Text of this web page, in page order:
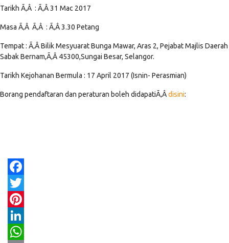
Tarikh Ã‚Â : Ã‚Â 31 Mac 2017
Masa Ã‚Â Ã‚Â : Ã‚Â 3.30 Petang
Tempat : Ã‚Â Bilik Mesyuarat Bunga Mawar, Aras 2, Pejabat Majlis Daerah
Sabak Bernam,Ã‚Â 45300,Sungai Besar, Selangor.
Tarikh Kejohanan Bermula : 17 April 2017 (Isnin- Perasmian)
Borang pendaftaran dan peraturan boleh didapatiÃ‚Âdisini:
Facebook
Twitter
Pinterest
LinkedIn